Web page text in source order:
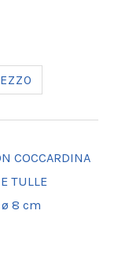
COCCARDINA
TULLE
ø 8 cm